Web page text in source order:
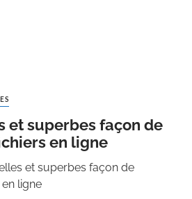
et superbes façon de
en ligne
et superbes façon de
ligne